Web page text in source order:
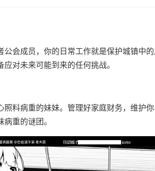
公会成员，你的日常工作就是保护城镇中
对未来可能到来的任何挑战。
照料病重的妹妹。管理好家庭财务，维护
重的谜团。